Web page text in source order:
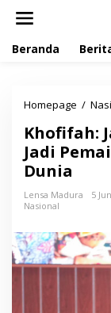
Beranda
Homepage /
Khofifah:
Jadi
Dunia
Lensa Madura
5
Nasional